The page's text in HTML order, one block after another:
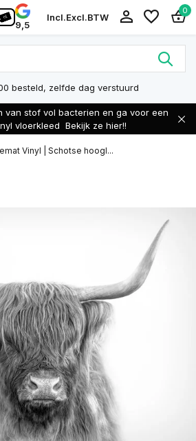
9,5
Incl.Excl.BTW
0
besteld, zelfde dag verstuurd
van stof vol bacterien en ga voor een
vloerkleed Bekijk ze hier!!
Vinyl | Schotse hoogl...